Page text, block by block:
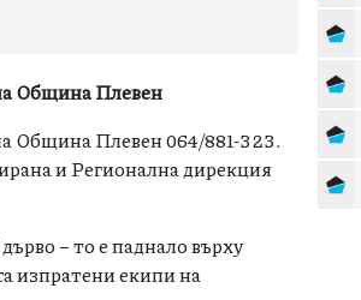
Община Плевен
Община Плевен 064/881-323.
и Регионална дирекция